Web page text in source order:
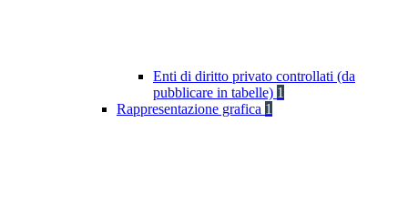
Enti di diritto privato controllati (da
pubblicare in tabelle) 1
Rappresentazione grafica 1